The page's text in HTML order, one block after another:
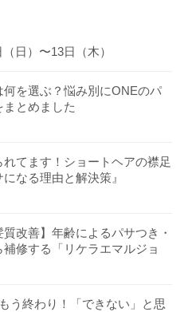
日）〜13日（木）
何を選ぶ？悩み別にONEのパ
とめました
れてます！ショートヘアの襟足
なる理由と解決策』
質改善】年齢によるパサつき・
修する「リケラエマルジョ
う終わり！「できない」と思